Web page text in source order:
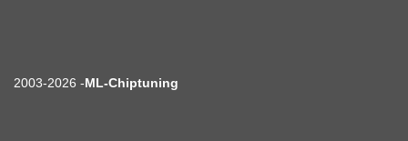
2003-2026 -ML-Chiptuning